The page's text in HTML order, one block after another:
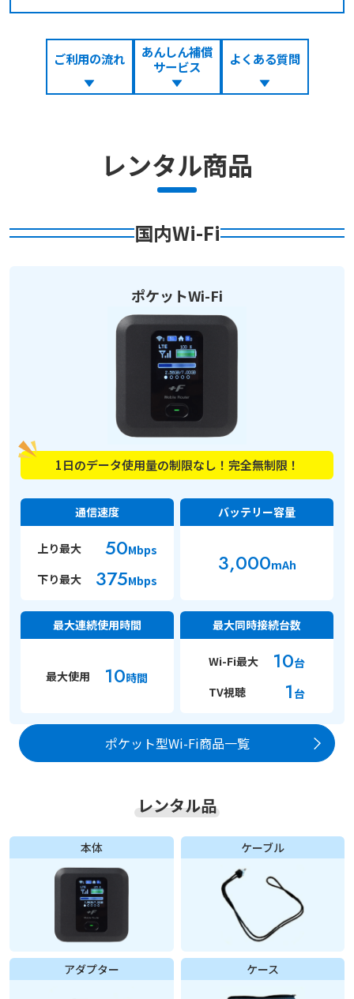
ご利用の流れ
あんしん補償
サービス
よくある質問
レンタル商品
国内Wi-Fi
ポケットWi-Fi
1日のデータ使用量の制限なし！完全無制限！
通信速度
上り最大 50Mbps
下り最大
375Mbps
バッテリー容量
3,000mAh
最大連続使用時間
最大使用 10時間
最大同時接続台数
Wi-Fi最大 10台
TV視聴
1 台
ポケット型Wi-Fi商品一覧
レンタル品
本体 ケーブル
アダプター ケース